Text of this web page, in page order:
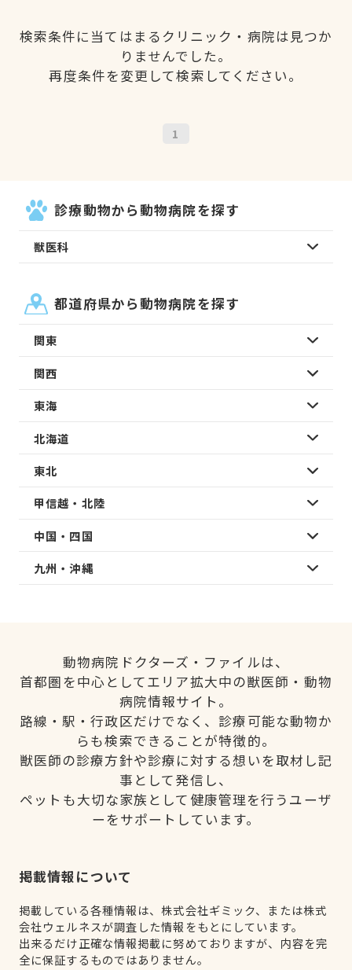
検索条件に当てはまるクリニック・病院は見つか
りませんでした。
再度条件を変更して検索してください。
1
診療動物から動物病院を探す
獣医科
都道府県から動物病院を探す
関東
関西
東海
北海道
東北
甲信越・北陸
中国・四国
九州・沖縄
動物病院ドクターズ・ファイルは、
首都圏を中心としてエリア拡大中の獣医師・動物
病院情報サイト。
路線・駅・行政区だけでなく、診療可能な動物か
らも検索できることが特徴的。
獣医師の診療方針や診療に対する想いを取材し記
事として発信し、
ペットも大切な家族として健康管理を行うユーザ
ーをサポートしています。
掲載情報について
掲載している各種情報は、株式会社ギミック、または株式
会社ウェルネスが調査した情報をもとにしています。
出来るだけ正確な情報掲載に努めておりますが、内容を完
全に保証するものではありません。